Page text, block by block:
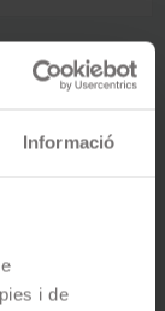
Informació
i de